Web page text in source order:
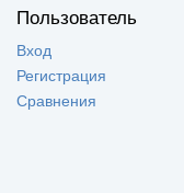
Пользователь
Вход
Регистрация
Сравнения